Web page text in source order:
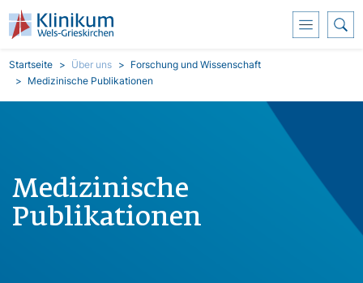
Direkt zum Inhalt
Pfadnavigation
Startseite Über uns
Forschung und Wissenschaft
Medizinische Publikationen
Medizinische
Publikationen